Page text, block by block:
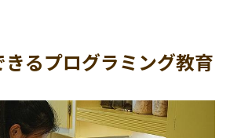
るプログラミング教育